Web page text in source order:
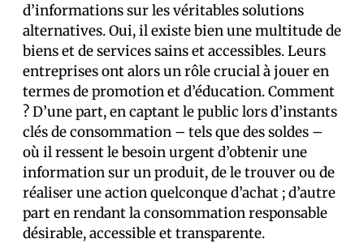
d’informations sur les véritables solutions
alternatives. Oui, il existe bien une multitude de
biens et de services sains et accessibles. Leurs
entreprises ont alors un rôle crucial à jouer en
termes de promotion et d’éducation. Comment
? D’une part, en captant le public lors d’instants
clés de consommation – tels que des soldes –
où il ressent le besoin urgent d’obtenir une
information sur un produit, de le trouver ou de
réaliser une action quelconque d’achat ; d’autre
part en rendant la consommation responsable
désirable, accessible et transparente.